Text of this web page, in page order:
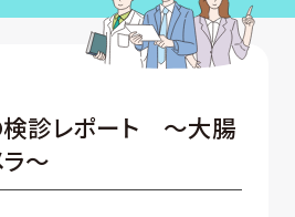
診レポート ～大腸
～